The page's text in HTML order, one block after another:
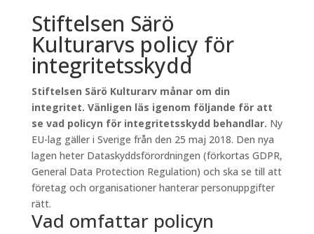
Stiftelsen Särö
Kulturarvs policy för
integritetsskydd
Stiftelsen Särö Kulturarv månar om din
integritet. Vänligen läs igenom följande för att
se vad policyn för integritetsskydd behandlar. Ny
EU-lag gäller i Sverige från den 25 maj 2018. Den nya
lagen heter Dataskyddsförordningen (förkortas GDPR,
General Data Protection Regulation) och ska se till att
företag och organisationer hanterar personuppgifter
rätt.
Vad omfattar policyn